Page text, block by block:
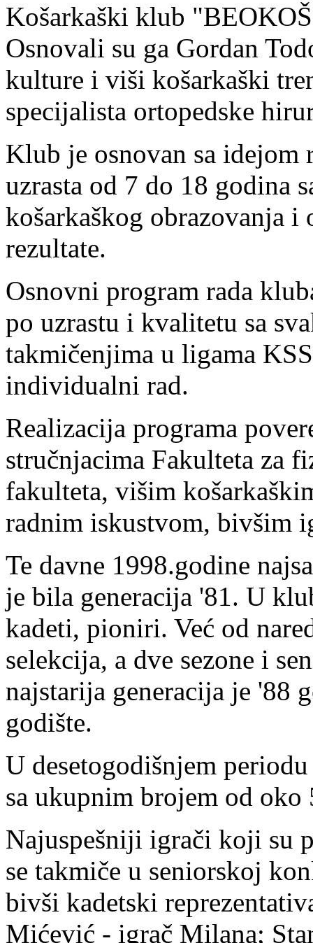
Košarkaški klub
Osnovali su ga Gordan
kulture i viši košarkaški
specijalista ortopedske
Klub je osnovan sa idejom
uzrasta od 7 do 18 godina
košarkaškog obrazovanja i
rezultate.
Osnovni program rada
po uzrastu i kvalitetu sa
takmičenjima u ligama
individualni rad.
Realizacija programa
stručnjacima Fakulteta za
fakulteta, višim
radnim iskustvom, bivšim
Te davne 1998.godine
je bila generacija '81. U
kadeti, pioniri. Već od
selekcija, a dve sezone i
najstarija generacija je '88
godište.
U desetogodišnjem
sa ukupnim brojem od oko
Najuspešniji igrači koji su
se takmiče u seniorskoj
bivši kadetski
Mićević - igrač Milana;